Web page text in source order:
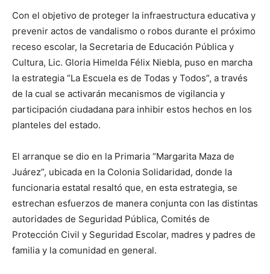
Con el objetivo de proteger la infraestructura educativa y
prevenir actos de vandalismo o robos durante el próximo
receso escolar, la Secretaria de Educación Pública y
Cultura, Lic. Gloria Himelda Félix Niebla, puso en marcha
la estrategia “La Escuela es de Todas y Todos”, a través
de la cual se activarán mecanismos de vigilancia y
participación ciudadana para inhibir estos hechos en los
planteles del estado.
El arranque se dio en la Primaria “Margarita Maza de
Juárez”, ubicada en la Colonia Solidaridad, donde la
funcionaria estatal resaltó que, en esta estrategia, se
estrechan esfuerzos de manera conjunta con las distintas
autoridades de Seguridad Pública, Comités de
Protección Civil y Seguridad Escolar, madres y padres de
familia y la comunidad en general.